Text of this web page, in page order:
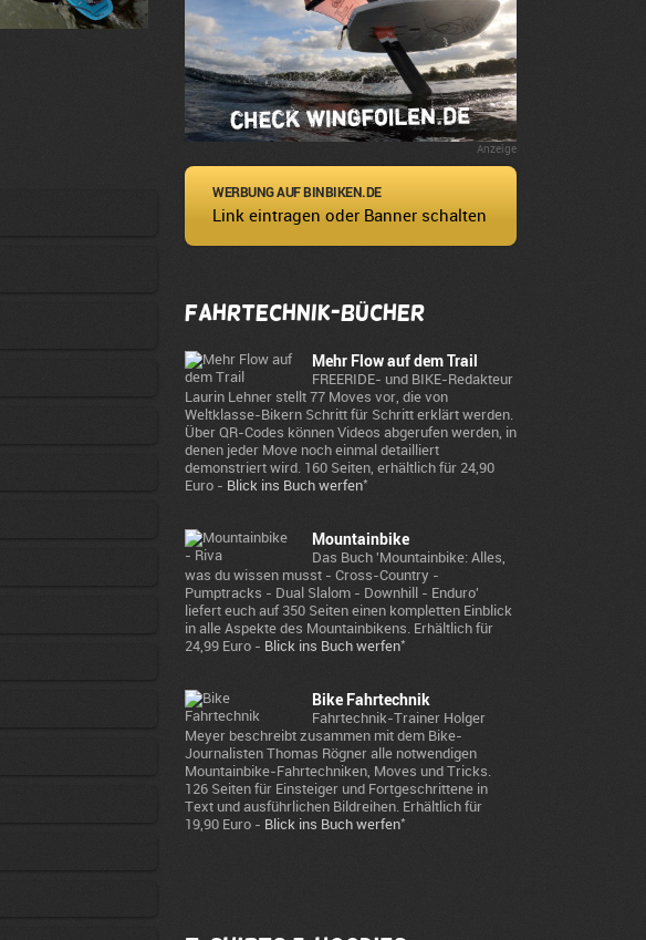
Anzeige
WERBUNG AUF BINBIKEN.DE
Link eintragen oder Banner schalten
Fahrtechnik-Bücher
Mehr Flow auf dem Trail
FREERIDE- und BIKE-Redakteur
Laurin Lehner stellt 77 Moves vor, die von
Weltklasse-Bikern Schritt für Schritt erklärt werden.
Über QR-Codes können Videos abgerufen werden, in
denen jeder Move noch einmal detailliert
demonstriert wird. 160 Seiten, erhältlich für 24,90
Euro - Blick ins Buch werfen*
Mountainbike
Das Buch 'Mountainbike: Alles,
was du wissen musst - Cross-Country -
Pumptracks - Dual Slalom - Downhill - Enduro'
liefert euch auf 350 Seiten einen kompletten Einblick
in alle Aspekte des Mountainbikens. Erhältlich für
24,99 Euro - Blick ins Buch werfen*
Bike Fahrtechnik
Fahrtechnik-Trainer Holger
Meyer beschreibt zusammen mit dem Bike-
Journalisten Thomas Rögner alle notwendigen
Mountainbike-Fahrtechniken, Moves und Tricks.
126 Seiten für Einsteiger und Fortgeschrittene in
Text und ausführlichen Bildreihen. Erhältlich für
19,90 Euro - Blick ins Buch werfen*